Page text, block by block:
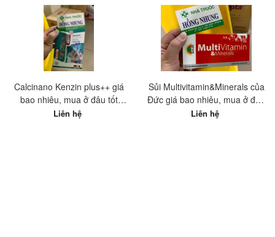
Calcinano Kenzin plus++ giá
bao nhiêu, mua ở đâu tốt
nhất?
Liên hệ
Sủi Multivitamin&Minerals của
Đức giá bao nhiêu, mua ở đâu
tốt nhất?
Liên hệ